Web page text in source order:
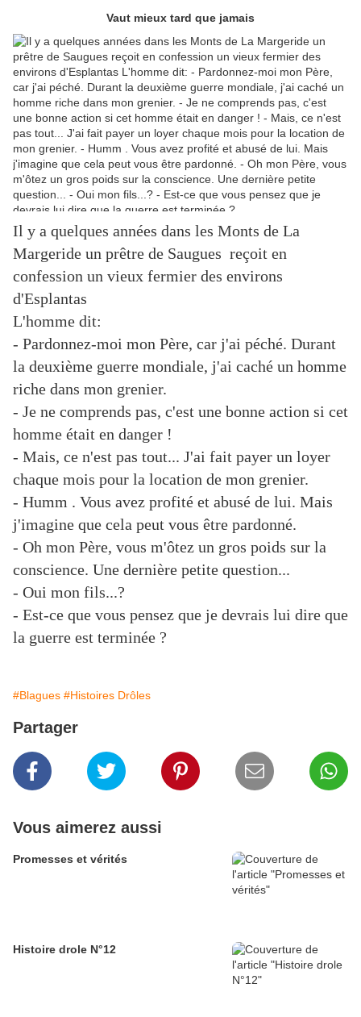
Vaut mieux tard que jamais
Il y a quelques années dans les Monts de La
Margeride un prêtre de Saugues reçoit en
confession un vieux fermier des environs
d'Esplantas
L'homme dit:
- Pardonnez-moi mon Père, car j'ai péché. Durant
la deuxième guerre mondiale, j'ai caché un homme
riche dans mon grenier.
- Je ne comprends pas, c'est une bonne action si cet
homme était en danger !
- Mais, ce n'est pas tout... J'ai fait payer un loyer
chaque mois pour la location de mon grenier.
- Humm . Vous avez profité et abusé de lui. Mais
j'imagine que cela peut vous être pardonné.
- Oh mon Père, vous m'ôtez un gros poids sur la
conscience. Une dernière petite question...
- Oui mon fils...?
- Est-ce que vous pensez que je devrais lui dire que
la guerre est terminée ?
#Blagues #Histoires Drôles
Partager
Vous aimerez aussi
Promesses et vérités
Histoire drole N°12